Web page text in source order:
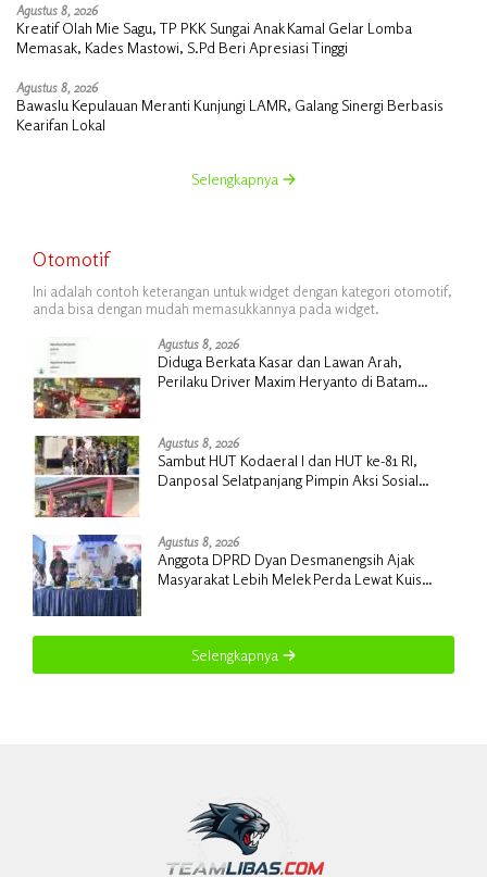
Agustus 8, 2026
Kreatif Olah Mie Sagu, TP PKK Sungai Anak Kamal Gelar Lomba
Memasak, Kades Mastowi, S.Pd Beri Apresiasi Tinggi
Agustus 8, 2026
Bawaslu Kepulauan Meranti Kunjungi LAMR, Galang Sinergi Berbasis
Kearifan Lokal
Selengkapnya
Otomotif
Ini adalah contoh keterangan untuk widget dengan kategori otomotif,
anda bisa dengan mudah memasukkannya pada widget.
Agustus 8, 2026
Diduga Berkata Kasar dan Lawan Arah,
Perilaku Driver Maxim Heryanto di Batam
Agustus 8, 2026
Sambut HUT Kodaeral I dan HUT ke-81 RI,
Danposal Selatpanjang Pimpin Aksi Sosial
Agustus 8, 2026
Anggota DPRD Dyan Desmanengsih Ajak
Masyarakat Lebih Melek Perda Lewat Kuis
Selengkapnya